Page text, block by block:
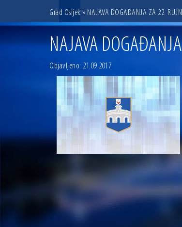
Grad Osijek » NAJAVA DOGAĐANJA ZA 22.
NAJAVA
Objavljeno: 21.09.2017